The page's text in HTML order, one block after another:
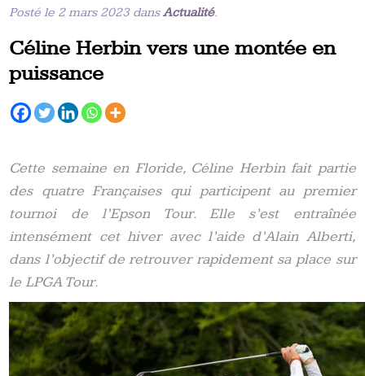
Posté le 2 mars 2023 dansActualité.
Céline Herbin vers une montée en
puissance
Cette semaine en Floride, Céline Herbin fait partie
des quatre Françaises qui participent au premier
tournoi de l’Epson Tour. Elle s’est entraînée
intensément cet hiver avec l’aide d’Alain Alberti,
dans l’objectif de retrouver rapidement sa place sur
le LPGA Tour.